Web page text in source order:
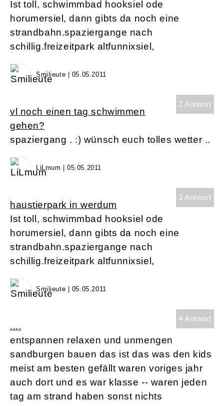
Ist toll, schwimmbad hooksiel ode
horumersiel, dann gibts da noch eine
strandbahn.spaziergange nach
schillig.freizeitpark altfunnixsiel,
Smilieute | 05.05.2011
2 Antwort
vl noch einen tag schwimmen
gehen?
spaziergang . :) wünsch euch tolles wetter ..
LiLmum | 05.05.2011
3 Antwort
haustierpark in werdum
Ist toll, schwimmbad hooksiel ode
horumersiel, dann gibts da noch eine
strandbahn.spaziergange nach
schillig.freizeitpark altfunnixsiel,
Smilieute | 05.05.2011
4 Antwort
....
entspannen relaxen und unmengen
sandburgen bauen das ist das was den kids
meist am besten gefällt waren voriges jahr
auch dort und es war klasse -- waren jeden
tag am strand haben sonst nichts